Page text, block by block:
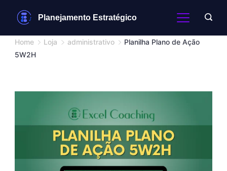
content
Planejamento Estratégico
Home Loja administrativo
Planilha Plano de Ação
5W2H